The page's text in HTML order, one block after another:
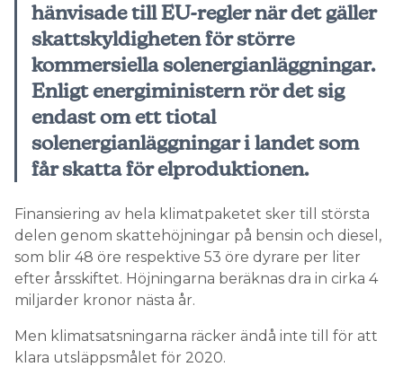
hänvisade till EU-regler när det gäller
skattskyldigheten för större
kommersiella solenergianläggningar.
Enligt energiministern rör det sig
endast om ett tiotal
solenergianläggningar i landet som
får skatta för elproduktionen.
Finansiering av hela klimatpaketet sker till största
delen genom skattehöjningar på bensin och diesel,
som blir 48 öre respektive 53 öre dyrare per liter
efter årsskiftet. Höjningarna beräknas dra in cirka 4
miljarder kronor nästa år.
Men klimatsatsningarna räcker ändå inte till för att
klara utsläppsmålet för 2020.